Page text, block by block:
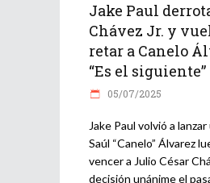
Jake Paul
Chávez Jr. y
retar a Canelo
“Es el siguiente”
05/07/2025
Jake Paul volvió a
Saúl “Canelo” Álvarez
vencer a Julio César
decisión unánime el